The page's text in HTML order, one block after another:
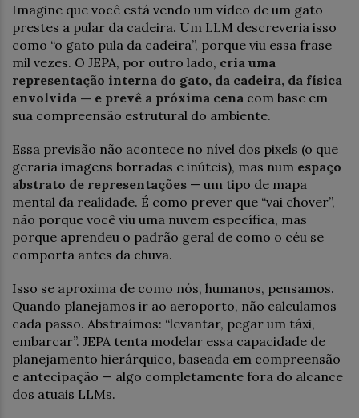
Imagine que você está vendo um vídeo de um gato
prestes a pular da cadeira. Um LLM descreveria isso
como “o gato pula da cadeira”, porque viu essa frase
mil vezes. O JEPA, por outro lado, cria uma
representação interna do gato, da cadeira, da física
envolvida — e prevê a próxima cena com base em
sua compreensão estrutural do ambiente.
Essa previsão não acontece no nível dos pixels (o que
geraria imagens borradas e inúteis), mas num espaço
abstrato de representações — um tipo de mapa
mental da realidade. É como prever que “vai chover”,
não porque você viu uma nuvem específica, mas
porque aprendeu o padrão geral de como o céu se
comporta antes da chuva.
Isso se aproxima de como nós, humanos, pensamos.
Quando planejamos ir ao aeroporto, não calculamos
cada passo. Abstraímos: “levantar, pegar um táxi,
embarcar”. JEPA tenta modelar essa capacidade de
planejamento hierárquico, baseada em compreensão
e antecipação — algo completamente fora do alcance
dos atuais LLMs.